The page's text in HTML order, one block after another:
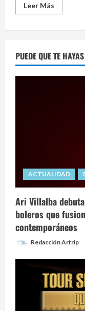
Leer Más
more
acuerdo
de
PUEDE QUE TE
ACTUALIDAD
Ari Villalba
boleros que
contemporáneos
Redacción Artrip